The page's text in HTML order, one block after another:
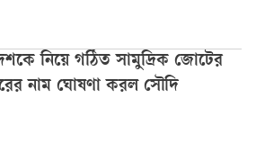
নিয়ে গঠিত সামুদ্রিক জোটের
নাম ঘোষণা করল সৌদি